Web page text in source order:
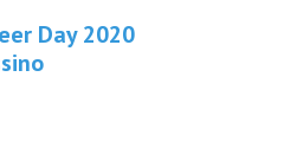
Day 2020